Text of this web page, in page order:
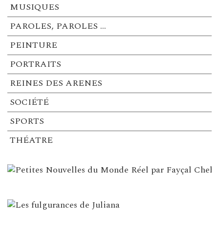
MUSIQUES
PAROLES, PAROLES …
PEINTURE
PORTRAITS
REINES DES ARENES
SOCIÉTÉ
SPORTS
THÉATRE